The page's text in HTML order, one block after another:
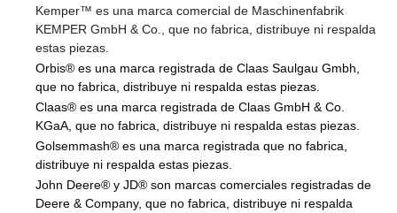
Kemper™ es una marca comercial de Maschinenfabrik
KEMPER GmbH & Co., que no fabrica, distribuye ni respalda
estas piezas.
Orbis® es una marca registrada de Claas Saulgau Gmbh,
que no fabrica, distribuye ni respalda estas piezas.
Claas® es una marca registrada de Claas GmbH & Co.
KGaA, que no fabrica, distribuye ni respalda estas piezas.
Golsemmash® es una marca registrada que no fabrica,
distribuye ni respalda estas piezas.
John Deere® y JD® son marcas comerciales registradas de
Deere & Company, que no fabrica, distribuye ni respalda